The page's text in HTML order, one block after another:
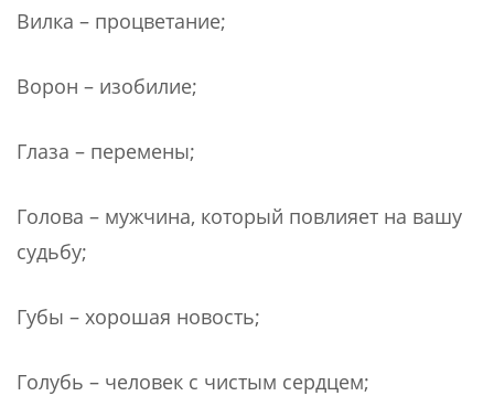
Вилка – процветание;
Ворон – изобилие;
Глаза – перемены;
Голова – мужчина, который повлияет на вашу
судьбу;
Губы – хорошая новость;
Голубь – человек с чистым сердцем;